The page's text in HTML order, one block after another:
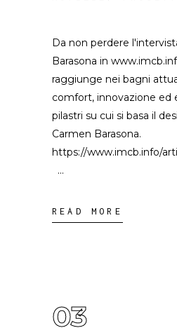
Da non perdere
Barasona in
raggiunge nei bagni
comfort, innovazione ed
pilastri su cui si basa il
Carmen Barasona.
https://www.imcb.info/
READ MORE
03